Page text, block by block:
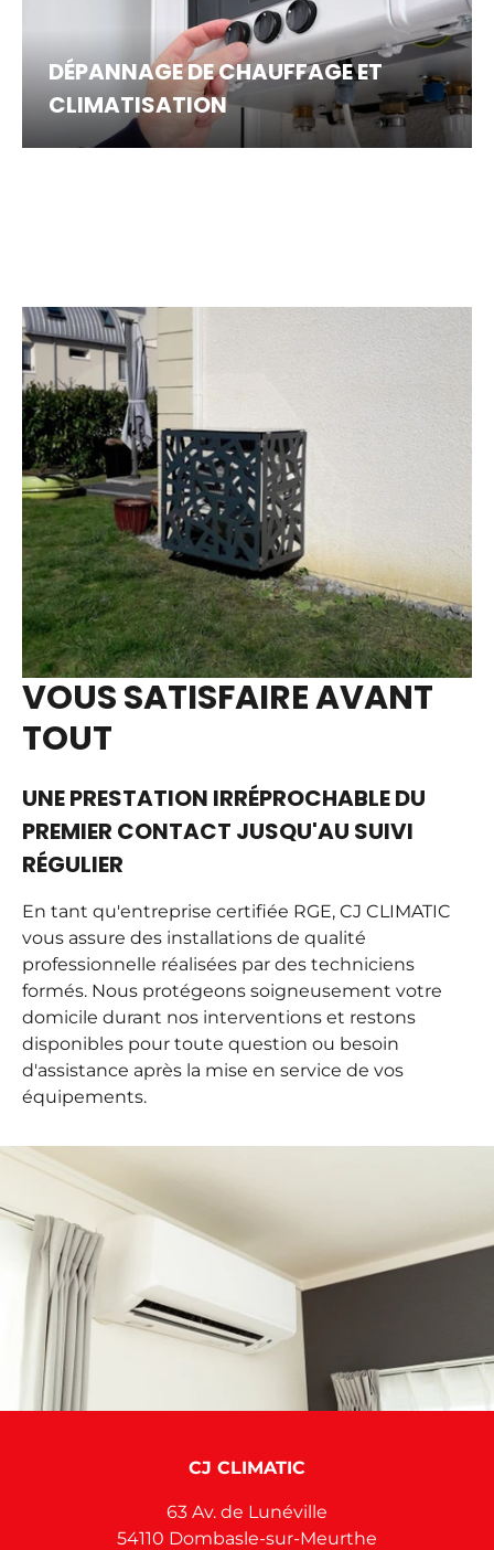
DÉPANNAGE DE CHAUFFAGE ET
CLIMATISATION
VOUS SATISFAIRE AVANT
TOUT
UNE PRESTATION IRRÉPROCHABLE DU
PREMIER CONTACT JUSQU'AU SUIVI
RÉGULIER
En tant qu'entreprise certifiée RGE, CJ CLIMATIC
vous assure des installations de qualité
professionnelle réalisées par des techniciens
formés. Nous protégeons soigneusement votre
domicile durant nos interventions et restons
disponibles pour toute question ou besoin
d'assistance après la mise en service de vos
équipements.
CJ CLIMATIC
63 Av. de Lunéville
54110 Dombasle-sur-Meurthe